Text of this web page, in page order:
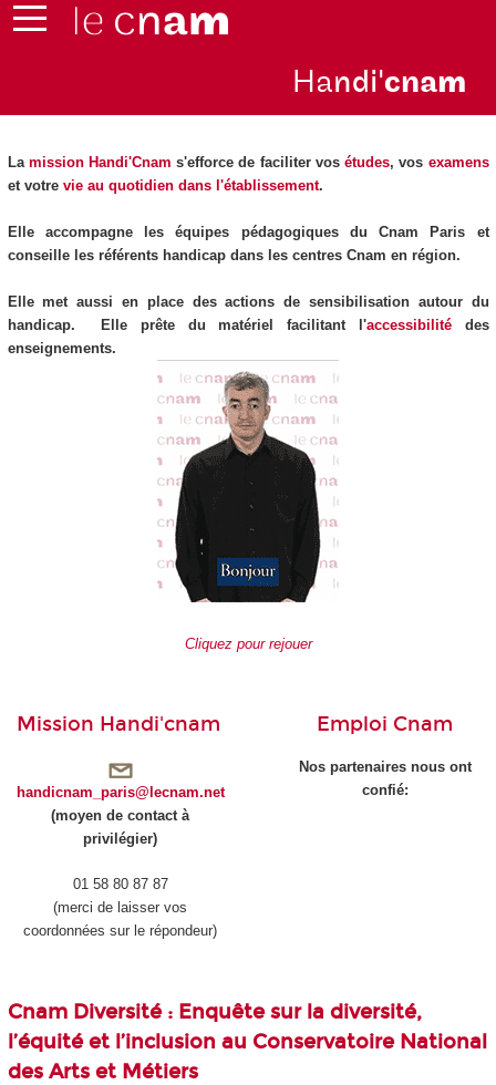
Handi'cnam
La mission Handi'Cnam s'efforce de faciliter vosétudes, vos examens
et votre vie au quotidien dans l'établissement.
Elle accompagne les équipes pédagogiques du Cnam Paris et
conseille les référents handicap dans les centres Cnam en région.
Elle met aussi en place des actions de sensibilisation autour du
handicap. Elle prête du matériel facilitant l'accessibilitédes
enseignements.
Cliquez pour rejouer
Mission Handi'cnam
handicnam_paris@lecnam.net
(moyen de contact à
privilégier)
01 58 80 87 87
(merci de laisser vos
coordonnées sur le répondeur)
Emploi Cnam
Nos partenaires nous ont
confié:
Cnam Diversité : Enquête sur la diversité,
l’équité et l’inclusion au Conservatoire National
des Arts et Métiers